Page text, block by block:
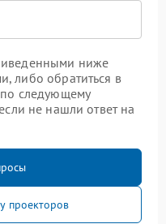
ниже
либо обратиться в
по следующему
не нашли ответ на
проекторов